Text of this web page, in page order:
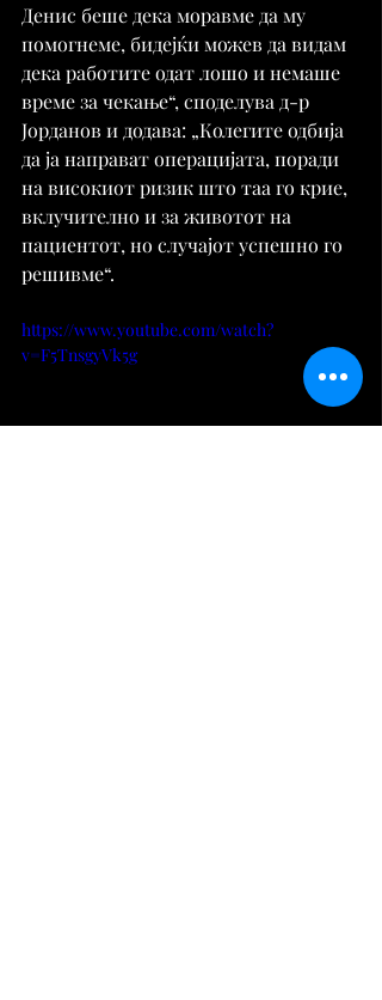
Денис беше дека моравме да му
помогнеме, бидејќи можев да видам
дека работите одат лошо и немаше
време за чекање“, споделува д-р
Јорданов и додава: „Колегите одбија
да ја направат операцијата, поради
на високиот ризик што таа го крие,
вклучително и за животот на
пациентот, но случајот успешно го
решивме“.
https://www.youtube.com/watch?
v=F5TnsgyVk5g